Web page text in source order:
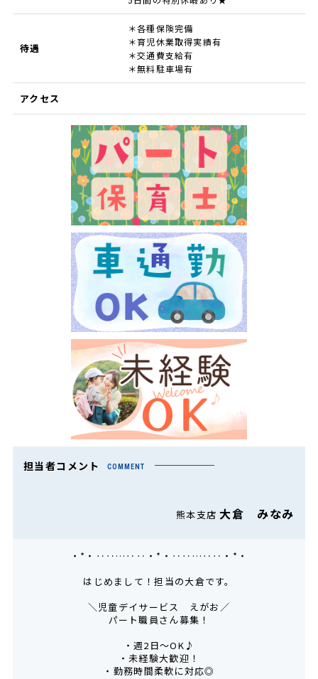
待遇
＊各種保険完備
＊育児休業取得実績有
＊交通費支給有
＊無料駐車場有
アクセス
担当者コメント COMMENT
熊本支店大倉 みなみ
・*・‥‥…‥‥・*・‥‥…‥‥・*・
はじめまして！担当の大倉です。
＼児童デイサービス えがお／
パート職員さん募集！
・週2日～OK♪
・未経験大歓迎！
・勤務時間柔軟に対応◎